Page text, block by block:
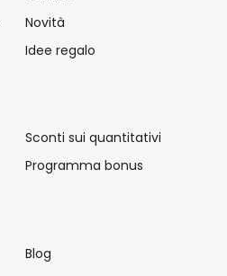
Novità
Idee regalo
Sconti sui quantitativi
Programma bonus
Blog